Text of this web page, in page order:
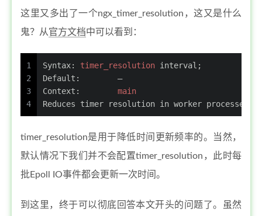
这里又多出了一个ngx_timer_resolution，这又是什么
鬼？从官方文档中可以看到：
1
2
3
4
timer_resolution interval;
Default:	—
main
Reduces timer resolution in worker
timer_resolution是用于降低时间更新频率的。当然，
默认情况下我们并不会配置timer_resolution，此时每
批Epoll IO事件都会更新一次时间。
到这里，终于可以彻底回答本文开头的问题了。虽然